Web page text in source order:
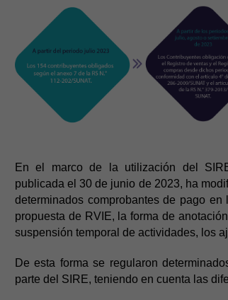
En el marco de la utilización del
publicada el 30 de junio de 2023, ha
determinados comprobantes de pago
propuesta de RVIE, la forma de
suspensión temporal de actividades, los
De esta forma se regularon
parte del SIRE, teniendo en cuenta las